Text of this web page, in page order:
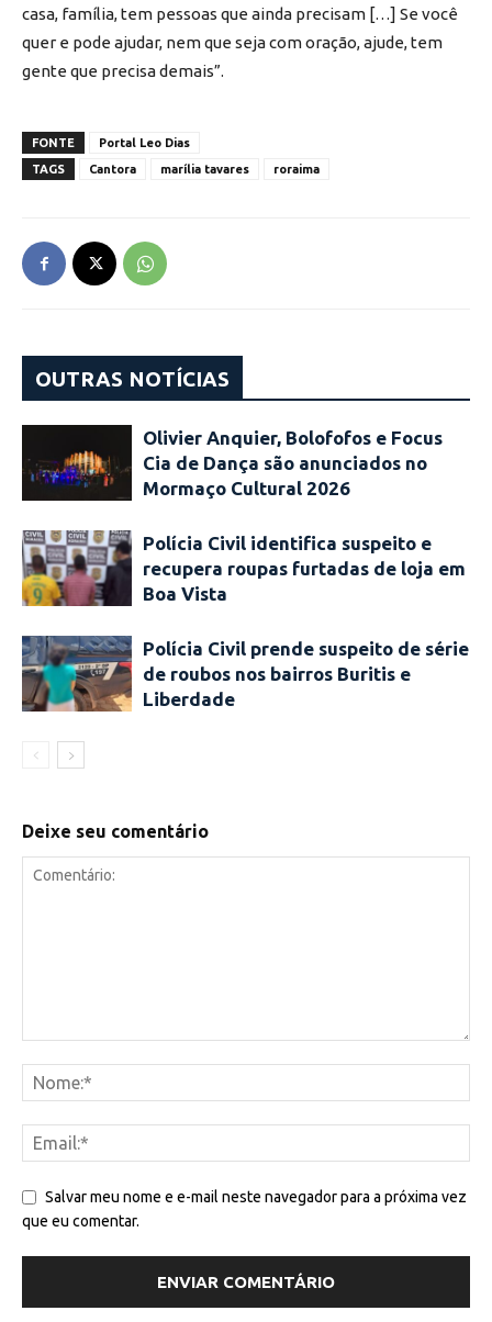
casa, família, tem pessoas que ainda precisam […] Se você
quer e pode ajudar, nem que seja com oração, ajude, tem
gente que precisa demais”.
FONTE
Portal Leo Dias
TAGS
Cantora marília tavares roraima
OUTRAS NOTÍCIAS
Olivier Anquier, Bolofofos e Focus
Cia de Dança são anunciados no
Mormaço Cultural 2026
Polícia Civil identifica suspeito e
recupera roupas furtadas de loja em
Boa Vista
Polícia Civil prende suspeito de série
de roubos nos bairros Buritis e
Liberdade
Deixe seu comentário
Salvar meu nome e e-mail neste navegador para a próxima vez
que eu comentar.